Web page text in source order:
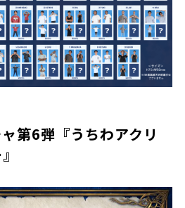
第6弾『うちわアクリ